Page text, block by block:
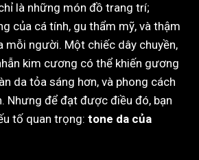
là những món đồ trang trí;
của cá tính, gu thẩm mỹ, và thậm
mỗi người. Một chiếc dây chuyền,
kim cương có thể khiến gương
da tỏa sáng hơn, và phong cách
Nhưng để đạt được điều đó, bạn
tố quan trọng: tone da của